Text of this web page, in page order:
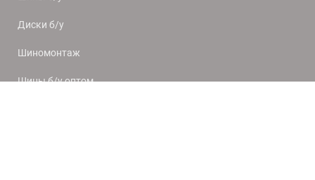
Диски б/у
Шиномонтаж
Шины б/у оптом